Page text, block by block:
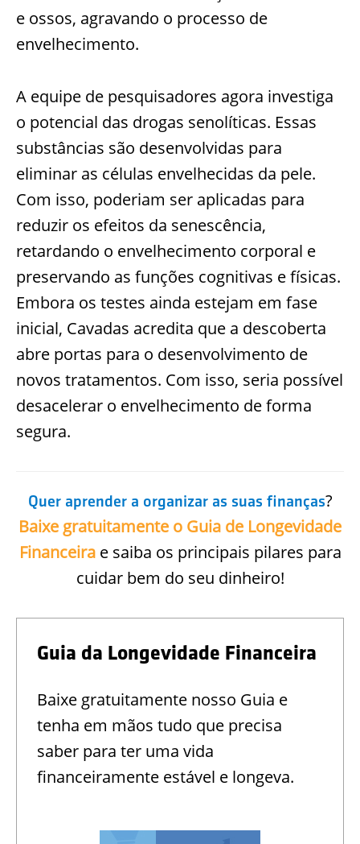
e ossos, agravando o processo de
envelhecimento.
A equipe de pesquisadores agora investiga
o potencial das drogas senolíticas. Essas
substâncias são desenvolvidas para
eliminar as células envelhecidas da pele.
Com isso, poderiam ser aplicadas para
reduzir os efeitos da senescência,
retardando o envelhecimento corporal e
preservando as funções cognitivas e físicas.
Embora os testes ainda estejam em fase
inicial, Cavadas acredita que a descoberta
abre portas para o desenvolvimento de
novos tratamentos. Com isso, seria possível
desacelerar o envelhecimento de forma
segura.
Quer aprender a organizar as suas finanças?
Baixe gratuitamente o Guia de Longevidade
Financeirae saiba os principais pilares para
cuidar bem do seu dinheiro!
Guia da Longevidade Financeira
Baixe gratuitamente nosso Guia e
tenha em mãos tudo que precisa
saber para ter uma vida
financeiramente estável e longeva.